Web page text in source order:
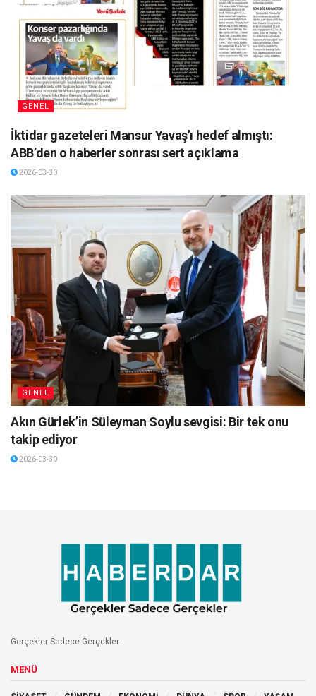
GENEL
İktidar gazeteleri Mansur Yavaş’ı hedef almıştı:
ABB’den o haberler sonrası sert açıklama
2026-03-30
GENEL
Akın Gürlek’in Süleyman Soylu sevgisi: Bir tek onu
takip ediyor
2026-03-30
Gerçekler Sadece Gerçekler
MENÜ